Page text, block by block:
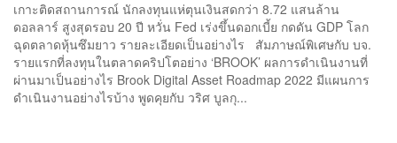
เกาะติดสถานการณ์ นักลงทุนแห่ตุนเงินสดกว่า 8.72 แสนล้าน
ดอลลาร์ สูงสุดรอบ 20 ปี หวั่น Fed เร่งขึ้นดอกเบี้ย กดดัน GDP โลก
ฉุดตลาดหุ้นซึมยาว รายละเอียดเป็นอย่างไร สัมภาษณ์พิเศษกับ บจ.
รายแรกที่ลงทุนในตลาดคริปโตอย่าง ‘BROOK’ ผลการดำเนินงานที่
ผ่านมาเป็นอย่างไร Brook Digital Asset Roadmap 2022 มีแผนการ
ดำเนินงานอย่างไรบ้าง พูดคุยกับ วริศ บูลกุ...